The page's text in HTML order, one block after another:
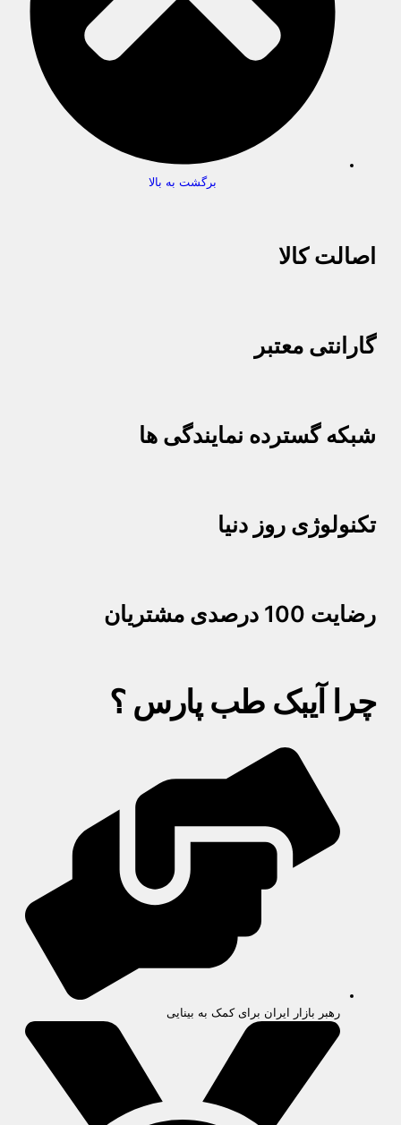
برگشت به بالا
اصالت کالا
گارانتی معتبر
شبکه گسترده نمایندگی ها
تکنولوژی روز دنیا
رضایت 100 درصدی مشتریان
چرا آیبک طب پارس ؟
رهبر بازار ایران برای کمک به بینایی